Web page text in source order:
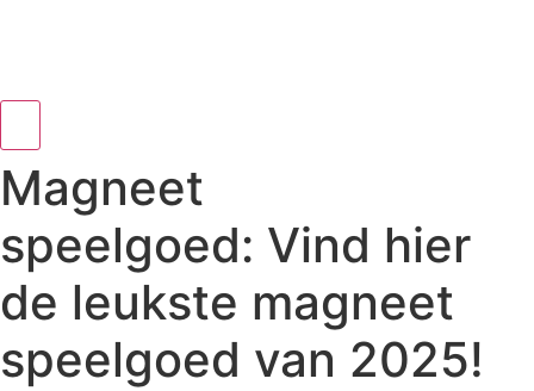
Magneet
speelgoed: Vind hier
de leukste magneet
speelgoed van 2025!